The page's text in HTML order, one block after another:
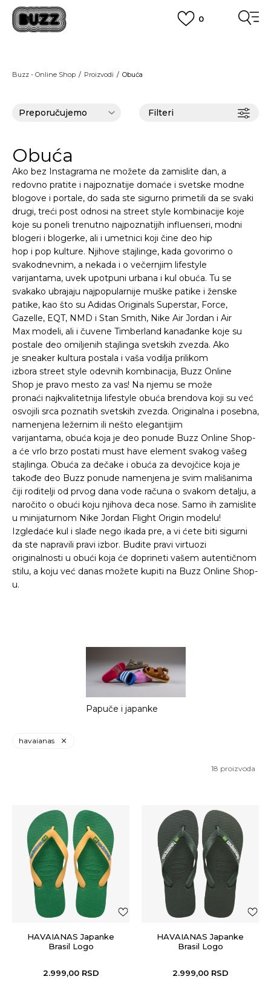
0
POGLEDAJ VIŠE
Buzz - Online Shop Proizvodi Obuća
Filteri
Obuća
Ako bez Instagrama ne možete da zamislite dan, a
redovno pratite i najpoznatije domaće i svetske modne
blogove i portale, do sada ste sigurno primetili da se svaki
drugi, treći post odnosi na street style kombinacije koje
koje su poneli trenutno najpoznatijih influenseri, modni
blogeri i blogerke, ali i umetnici koji čine deo hip
hop i pop kulture. Njihove stajlinge, kada govorimo o
svakodnevnim, a nekada i o večernjim lifestyle
varijantama, uvek upotpuni urbana i kul obuća. Tu se
svakako ubrajaju najpopularnije muške patike i ženske
patike, kao što su Adidas Originals Superstar, Force,
Gazelle, EQT, NMD i Stan Smith, Nike Air Jordan i Air
Max modeli, ali i čuvene Timberland kanađanke koje su
postale deo omiljenih stajlinga svetskih zvezda. Ako
je sneaker kultura postala i vaša vodilja prilikom
izbora street style odevnih kombinacija, Buzz Online
Shop je pravo mesto za vas! Na njemu se može
pronaći najkvalitetnija lifestyle obuća brendova koji su već
osvojili srca poznatih svetskih zvezda. Originalna i posebna,
namenjena ležernim ili nešto elegantijim
varijantama, obuća koja je deo ponude Buzz Online Shop-
a će vrlo brzo postati must have element svakog vašeg
stajlinga. Obuća za dečake i obuća za devojčice koja je
takođe deo Buzz ponude namenjena je svim mališanima
čiji roditelji od prvog dana vode računa o svakom detalju, a
naročito o obući koju njihova deca nose. Samo ih zamislite
u minijaturnom Nike Jordan Flight Origin modelu!
Izgledaće kul i slađe nego ikada pre, a vi ćete biti sigurni
da ste napravili pravi izbor. Budite pravi virtuozi
originalnosti u obući koja će doprineti vašem autentičnom
stilu, a koju već danas možete kupiti na Buzz Online Shop-
u.
Papuče i japanke
havaianas
18 proizvoda
HAVAIANAS Japanke
Brasil Logo
2.999,00 RSD
HAVAIANAS Japanke
Brasil Logo
2.999,00 RSD